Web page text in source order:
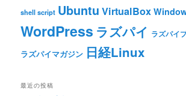
shell script Ubuntu VirtualBox
WordPress ラズパイ ラズパイ
ラズパイマガジン 日経Linux
最近の投稿